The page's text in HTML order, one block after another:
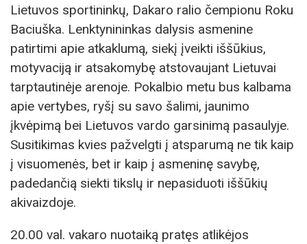
Lietuvos sportininkų, Dakaro ralio čempionu Roku
Baciuška. Lenktynininkas dalysis asmenine
patirtimi apie atkaklumą, siekį įveikti iššūkius,
motyvaciją ir atsakomybę atstovaujant Lietuvai
tarptautinėje arenoje. Pokalbio metu bus kalbama
apie vertybes, ryšį su savo šalimi, jaunimo
įkvėpimą bei Lietuvos vardo garsinimą pasaulyje.
Susitikimas kvies pažvelgti į atsparumą ne tik kaip
į visuomenės, bet ir kaip į asmeninę savybę,
padedančią siekti tikslų ir nepasiduoti iššūkių
akivaizdoje.
20.00 val. vakaro nuotaiką pratęs atlikėjos